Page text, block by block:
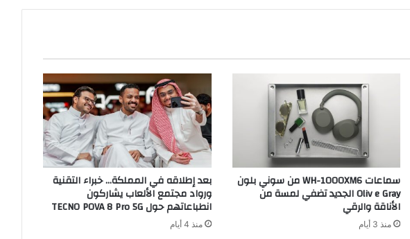
سماعات WH-1000XM6 من سوني بلون
Oliv e Gray الجديد تضفي لمسة من
الأناقة والرقي
منذ 3 أيام
بعد إطلاقه في المملكة… خبراء التقنية
ورواد مجتمع الألعاب يشاركون
انطباعاتهم حول TECNO POVA 8 Pro 5G
منذ 4 أيام